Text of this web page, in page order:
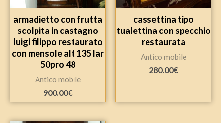
armadietto con frutta
scolpita in castagno
luigi filippo restaurato
con mensole alt 135 lar
50pro 48
Antico mobile
900.00€
cassettina tipo
tualettina con specchio
restaurata
Antico mobile
280.00€